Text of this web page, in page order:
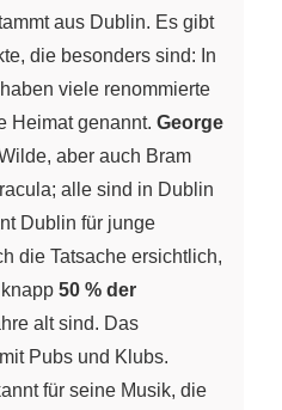
aus Dublin. Es gibt
die besonders sind: In
viele renommierte
Heimat genannt. George
aber auch Bram
alle sind in Dublin
Dublin für junge
die Tatsache ersichtlich,
50 % der
alt sind. Das
Pubs und Klubs.
für seine Musik, die